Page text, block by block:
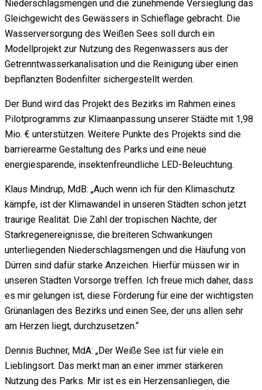
Niederschlagsmengen und die zunehmende Versieglung das
Gleichgewicht des Gewässers in Schieflage gebracht. Die
Wasserversorgung des Weißen Sees soll durch ein
Modellprojekt zur Nutzung des Regenwassers aus der
Getrenntwasserkanalisation und die Reinigung über einen
bepflanzten Bodenfilter sichergestellt werden.
Der Bund wird das Projekt des Bezirks im Rahmen eines
Pilotprogramms zur Klimaanpassung unserer Städte mit 1,98
Mio. € unterstützen. Weitere Punkte des Projekts sind die
barrierearme Gestaltung des Parks und eine neue
energiesparende, insektenfreundliche LED-Beleuchtung.
Klaus Mindrup, MdB: „Auch wenn ich für den Klimaschutz
kämpfe, ist der Klimawandel in unseren Städten schon jetzt
traurige Realität. Die Zahl der tropischen Nächte, der
Starkregenereignisse, die breiteren Schwankungen
unterliegenden Niederschlagsmengen und die Häufung von
Dürren sind dafür starke Anzeichen. Hierfür müssen wir in
unseren Städten Vorsorge treffen. Ich freue mich daher, dass
es mir gelungen ist, diese Förderung für eine der wichtigsten
Grünanlagen des Bezirks und einen See, der uns allen sehr
am Herzen liegt, durchzusetzen.“
Dennis Buchner, MdA: „Der Weiße See ist für viele ein
Lieblingsort. Das merkt man an einer immer stärkeren
Nutzung des Parks. Mir ist es ein Herzensanliegen, die